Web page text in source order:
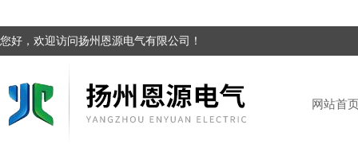
您好，欢迎访问扬州恩源电气有限公司！
网站首